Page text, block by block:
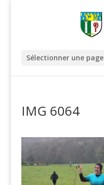
Sélectionner une page
IMG 6064